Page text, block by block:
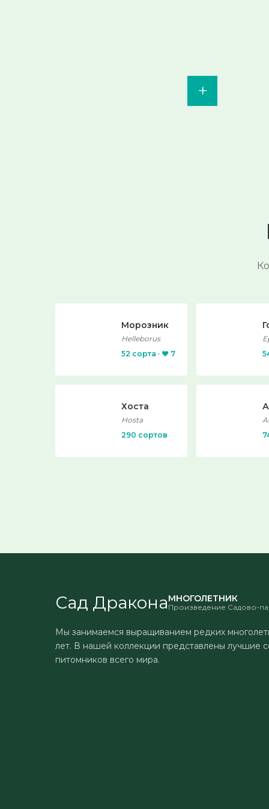
+
Морозник
Helleborus
52 сорта · ❤️ 7
Хоста
Hosta
290 сортов
Сад ДраконаМНОГОЛЕТНИК
Произведение Садово-
Мы занимаемся выращиванием редких
лет. В нашей коллекции представлены лучшие
питомников всего мира.